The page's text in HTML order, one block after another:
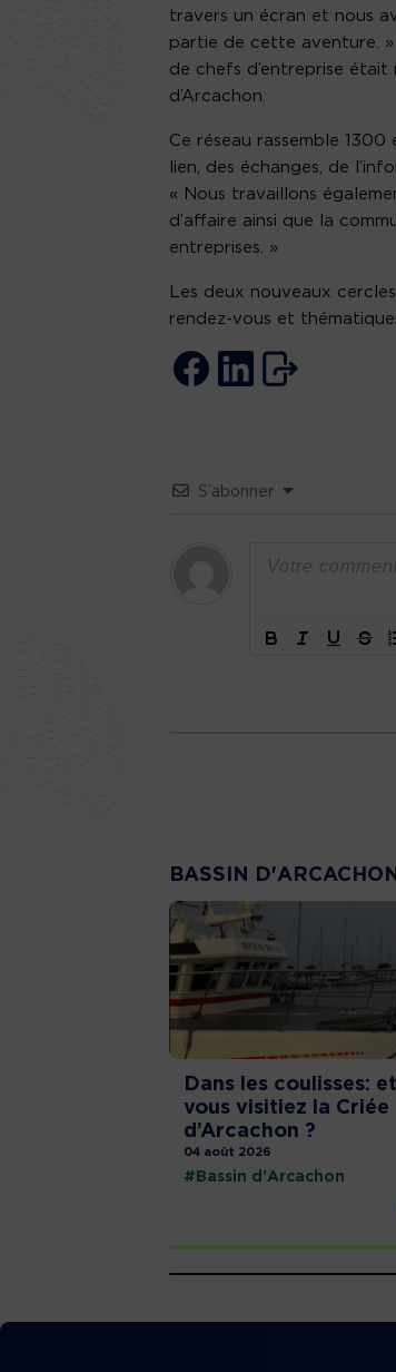
travers un écran et nous
partie de cette aventure.
de chefs d’entreprise
d’Arcachon.
Ce réseau rassemble
lien, des échanges, de
« Nous travaillons
d’affaire ainsi que la
entreprises. »
Les deux nouveaux
rendez-vous et
S’abonner
BASSIN D'ARCACHON
Dans les coulisses:
vous visitiez la Criée
d’Arcachon ?
04 août 2026
#Bassin d'Arcachon